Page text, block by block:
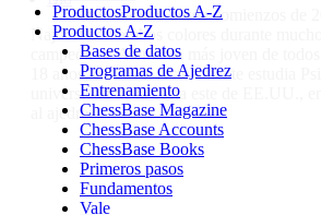
ProductosProductos A-Z
Productos A-Z
Bases de datos
Programas de Ajedrez
Entrenamiento
ChessBase Magazine
ChessBase Accounts
ChessBase Books
Primeros pasos
Fundamentos
Vale
Gran maestro desde comienzos de
Najdorf con ambos colores durante
campeón de Alemania más joven de
18 años, en 2010. Actualmente estudia
universidad de la costa este de EE.UU.,
al ajedrez.